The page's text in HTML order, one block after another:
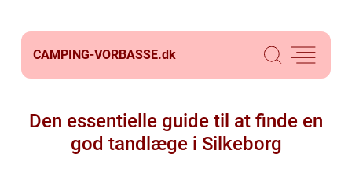
CAMPING-VORBASSE.dk
Den essentielle guide til at finde en
god tandlæge i Silkeborg